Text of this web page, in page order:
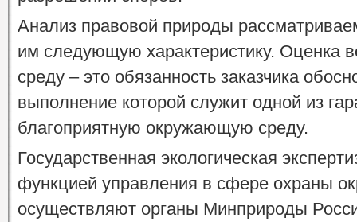
Анализ правовой природы
им следующую характеристику. Оценка
среду – это обязанность заказчика
выполнение которой служит одной из
благоприятную окружающую среду.
Государственная экологическая
функцией управления в сфере охраны
осуществляют органы Минприроды